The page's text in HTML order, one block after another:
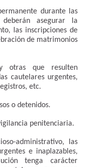
durante las
asegurar la
las inscripciones de
de matrimonios
otras que resulten
cautelares urgentes,
etc.
o detenidos.
penitenciaria.
administrativo, las
e inaplazables,
tenga carácter